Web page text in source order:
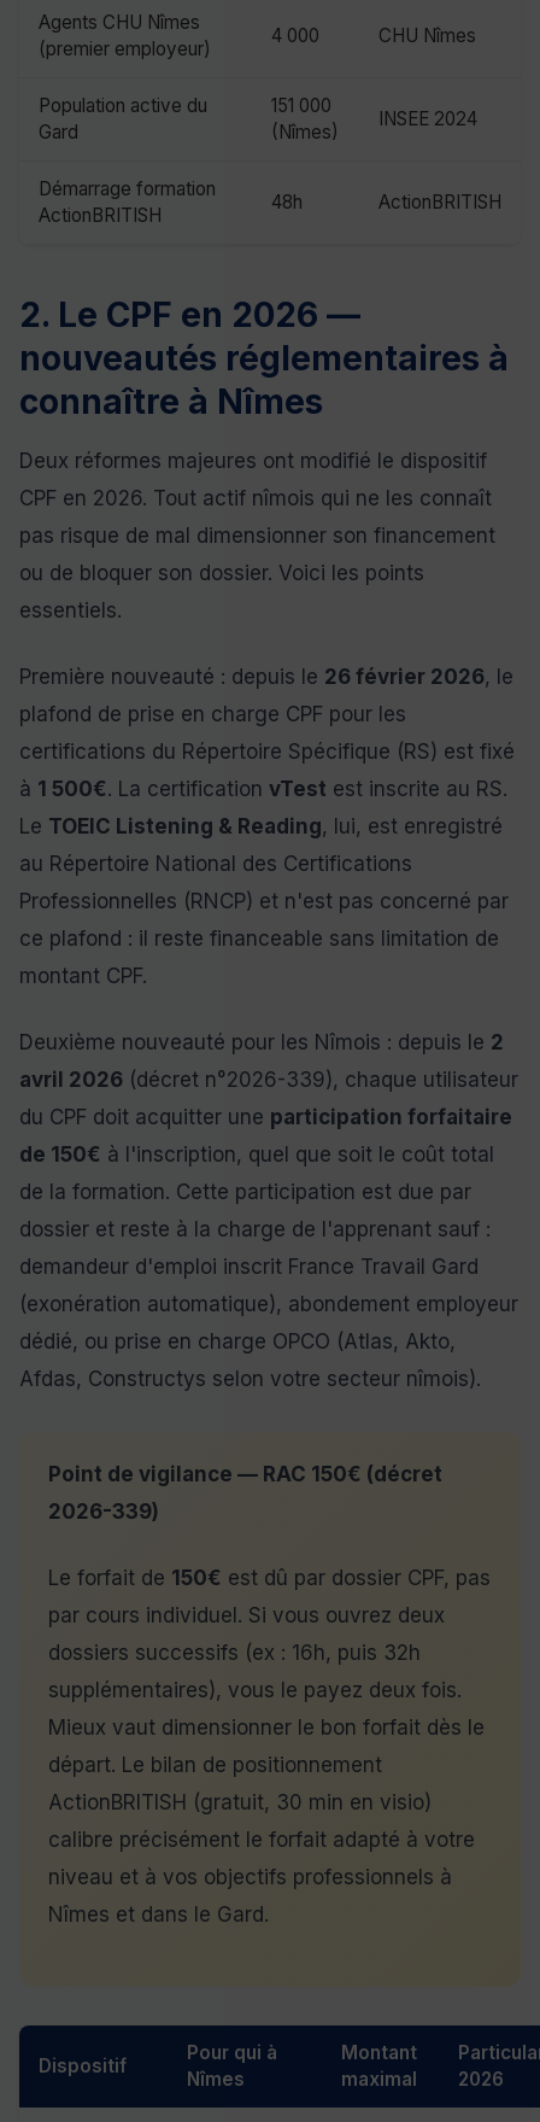
Agents CHU Nîmes
(premier employeur)
4 000 CHU Nîmes
Population active du
Gard
151 000
(Nîmes)
INSEE 2024
Démarrage formation
ActionBRITISH
48h ActionBRITISH
2. Le CPF en 2026 —
nouveautés réglementaires à
connaître à Nîmes
Deux réformes majeures ont modifié le dispositif
CPF en 2026. Tout actif nîmois qui ne les connaît
pas risque de mal dimensionner son financement
ou de bloquer son dossier. Voici les points
essentiels.
Première nouveauté : depuis le 26 février 2026, le
plafond de prise en charge CPF pour les
certifications du Répertoire Spécifique (RS) est fixé
à 1 500€. La certification vTest est inscrite au RS.
Le TOEIC Listening & Reading, lui, est enregistré
au Répertoire National des Certifications
Professionnelles (RNCP) et n'est pas concerné par
ce plafond : il reste financeable sans limitation de
montant CPF.
Deuxième nouveauté pour les Nîmois : depuis le 2
avril 2026 (décret n°2026-339), chaque utilisateur
du CPF doit acquitter une participation forfaitaire
de 150€ à l'inscription, quel que soit le coût total
de la formation. Cette participation est due par
dossier et reste à la charge de l'apprenant sauf :
demandeur d'emploi inscrit France Travail Gard
(exonération automatique), abondement employeur
dédié, ou prise en charge OPCO (Atlas, Akto,
Afdas, Constructys selon votre secteur nîmois).
Point de vigilance — RAC 150€ (décret
2026-339)
Le forfait de 150€ est dû par dossier CPF, pas
par cours individuel. Si vous ouvrez deux
dossiers successifs (ex : 16h, puis 32h
supplémentaires), vous le payez deux fois.
Mieux vaut dimensionner le bon forfait dès le
départ. Le bilan de positionnement
ActionBRITISH (gratuit, 30 min en visio)
calibre précisément le forfait adapté à votre
niveau et à vos objectifs professionnels à
Nîmes et dans le Gard.
Dispositif
Pour qui à
Nîmes
Montant
maximal
2026